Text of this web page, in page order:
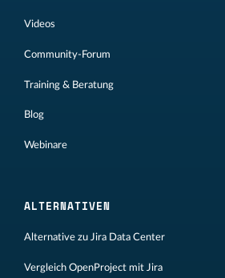
Videos
Community-Forum
Training & Beratung
Blog
Webinare
ALTERNATIVEN
Alternative zu Jira Data Center
Vergleich OpenProject mit Jira